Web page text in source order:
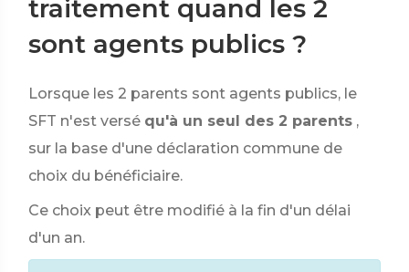
traitement quand les 2
sont agents publics ?
Lorsque les 2 parents sont agents publics, le
SFT n'est versé qu'à un seul des 2 parents ,
sur la base d'une déclaration commune de
choix du bénéficiaire.
Ce choix peut être modifié à la fin d'un délai
d'un an.